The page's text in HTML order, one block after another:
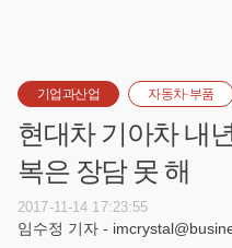
기업과산업 자동차·부품
현대차 기아차 내
복은 장담 못 해
2017-11-14 17:23:55
임수정 기자 -